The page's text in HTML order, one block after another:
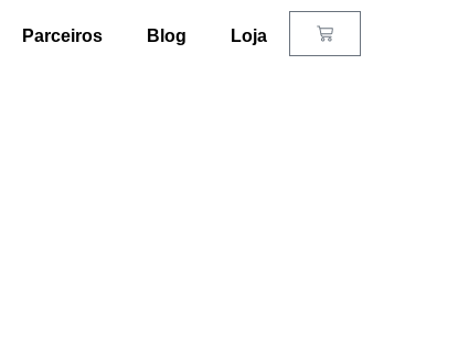
Parceiros Blog Loja Carrinho